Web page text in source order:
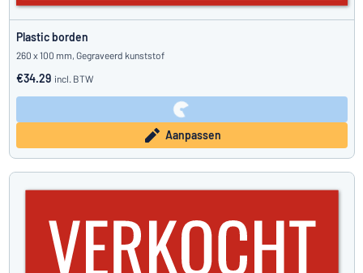
Plastic borden
260 x 100 mm, Gegraveerd kunststof
€34.29 incl. BTW
Aanpassen